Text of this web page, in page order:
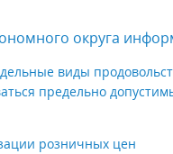
округа
виды
предельно
розничных цен